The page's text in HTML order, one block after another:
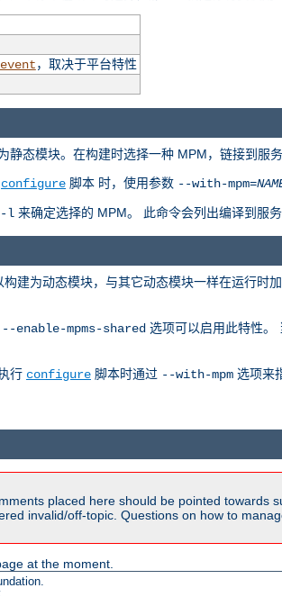
event，取决于平台特性
静态模块。在构建时选择一种 MPM，链接到服
configure 脚本 时，使用参数 --with-mpm=
-l 来确定选择的 MPM。 此命令会列出编译到服
建为动态模块，与其它动态模块一样在运行时
--enable-mpms-shared 选项可以启用此特性。
行 configure 脚本时通过 --with-mpm 选项来
placed here should be pointed
invalid/off-topic. Questions on how to
at the moment.